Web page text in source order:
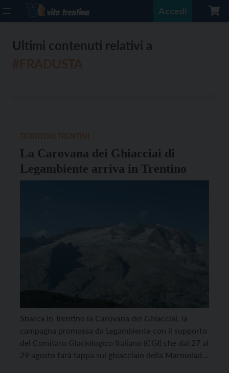
Accedi
Ultimi contenuti relativi a
La Carovana dei Ghiacciai di
Legambiente arriva in Trentino
Sbarca in Trentino la Carovana dei Ghiacciai, la
campagna promossa da Legambiente con il supporto
del Comitato Glaciologico Italiano (CGI) che dal 27 al
29 agosto farà tappa sul ghiacciaio della Marmolada,